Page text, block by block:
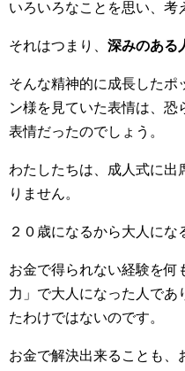
いろいろなことを思い、考
それはつまり、 深みのある
そんな精神的に成長したポ
ン様を見ていた表情は、恐
表情だったのでしょう。
わたしたちは、成人式に出
りません。
２０歳になるから大人にな
お金で得られない経験を何
力」で大人になった人であ
たわけではないのです。
お金で解決出来ることも、